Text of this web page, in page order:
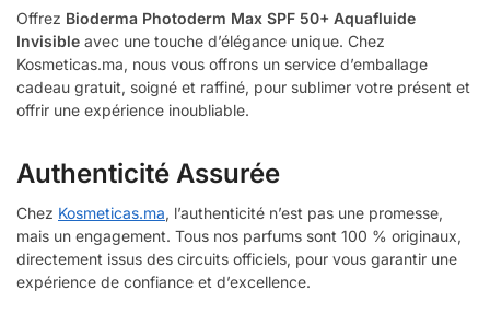
Offrez Bioderma Photoderm Max SPF 50+ Aquafluide
Invisible avec une touche d’élégance unique. Chez
Kosmeticas.ma, nous vous offrons un service d’emballage
cadeau gratuit, soigné et raffiné, pour sublimer votre présent et
offrir une expérience inoubliable.
Authenticité Assurée
Chez Kosmeticas.ma, l’authenticité n’est pas une promesse,
mais un engagement. Tous nos parfums sont 100 % originaux,
directement issus des circuits officiels, pour vous garantir une
expérience de confiance et d’excellence.